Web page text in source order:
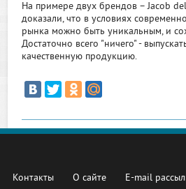
На примере двух брендов – Jacob
доказали, что в условиях
рынка можно быть уникальным, и
Достаточно всего "ничего" -
качественную продукцию.
Контакты О сайте E-mail